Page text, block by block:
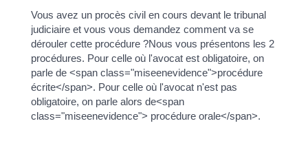
Vous avez un procès civil en cours devant le tribunal
judiciaire et vous vous demandez comment va se
dérouler cette procédure ?Nous vous présentons les 2
procédures. Pour celle où l'avocat est obligatoire, on
parle de <span class="miseenevidence">procédure
écrite</span>. Pour celle où l'avocat n'est pas
obligatoire, on parle alors de<span
class="miseenevidence"> procédure orale</span>.